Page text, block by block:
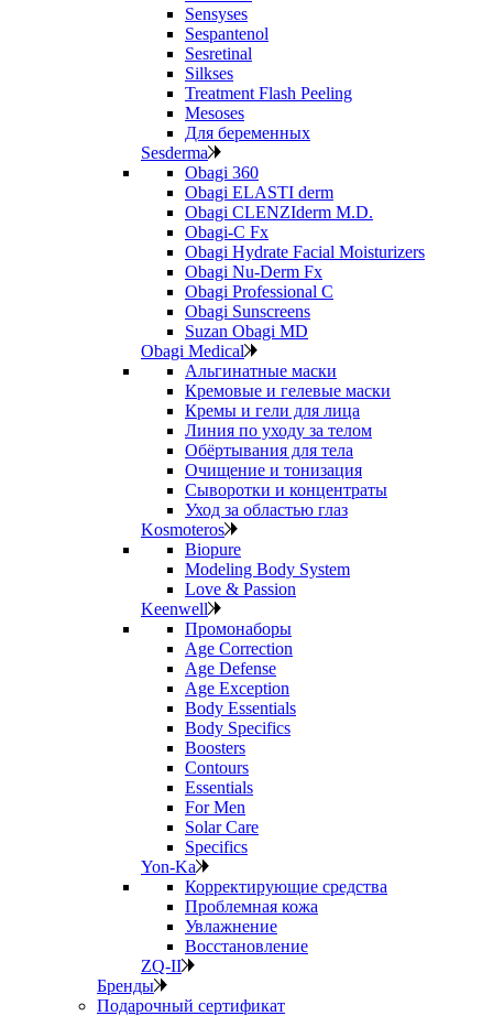
Sensyses
Sespantenol
Sesretinal
Silkses
Treatment Flash Peeling
Mesoses
Для беременных
Sesderma
Obagi 360
Obagi ELASTI derm
Obagi CLENZIderm M.D.
Obagi-C Fx
Obagi Hydrate Facial Moisturizers
Obagi Nu-Derm Fx
Obagi Professional C
Obagi Sunscreens
Suzan Obagi MD
Obagi Medical
Альгинатные маски
Кремовые и гелевые маски
Кремы и гели для лица
Линия по уходу за телом
Обёртывания для тела
Очищение и тонизация
Сыворотки и концентраты
Уход за областью глаз
Kosmoteros
Biopure
Modeling Body System
Love & Passion
Keenwell
Промонаборы
Age Correction
Age Defense
Age Exception
Body Essentials
Body Specifics
Boosters
Contours
Essentials
For Men
Solar Care
Specifics
Yon-Ka
Корректирующие средства
Проблемная кожа
Увлажнение
Восстановление
ZQ-II
Бренды
Подарочный сертификат